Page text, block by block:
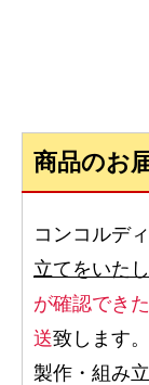
商品のお
コンコルデ
立てをいた
が確認でき
送致します。
製作・組み